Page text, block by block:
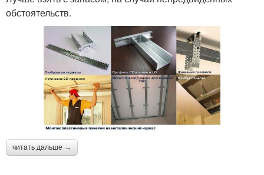
обстоятельств.
читать дальше →